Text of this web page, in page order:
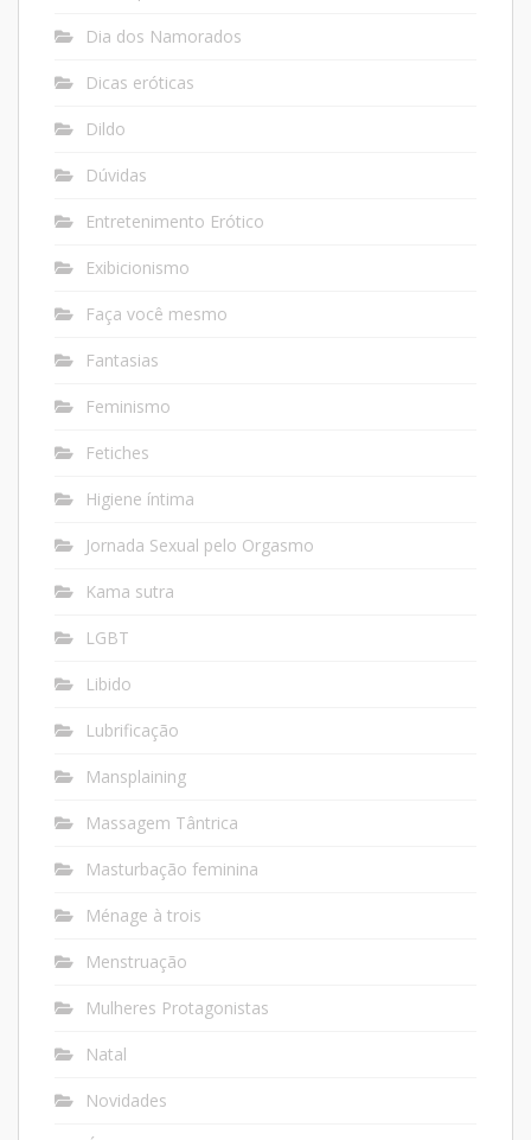
Dia dos Namorados
Dicas eróticas
Dildo
Dúvidas
Entretenimento Erótico
Exibicionismo
Faça você mesmo
Fantasias
Feminismo
Fetiches
Higiene íntima
Jornada Sexual pelo Orgasmo
Kama sutra
LGBT
Libido
Lubrificação
Mansplaining
Massagem Tântrica
Masturbação feminina
Ménage à trois
Menstruação
Mulheres Protagonistas
Natal
Novidades